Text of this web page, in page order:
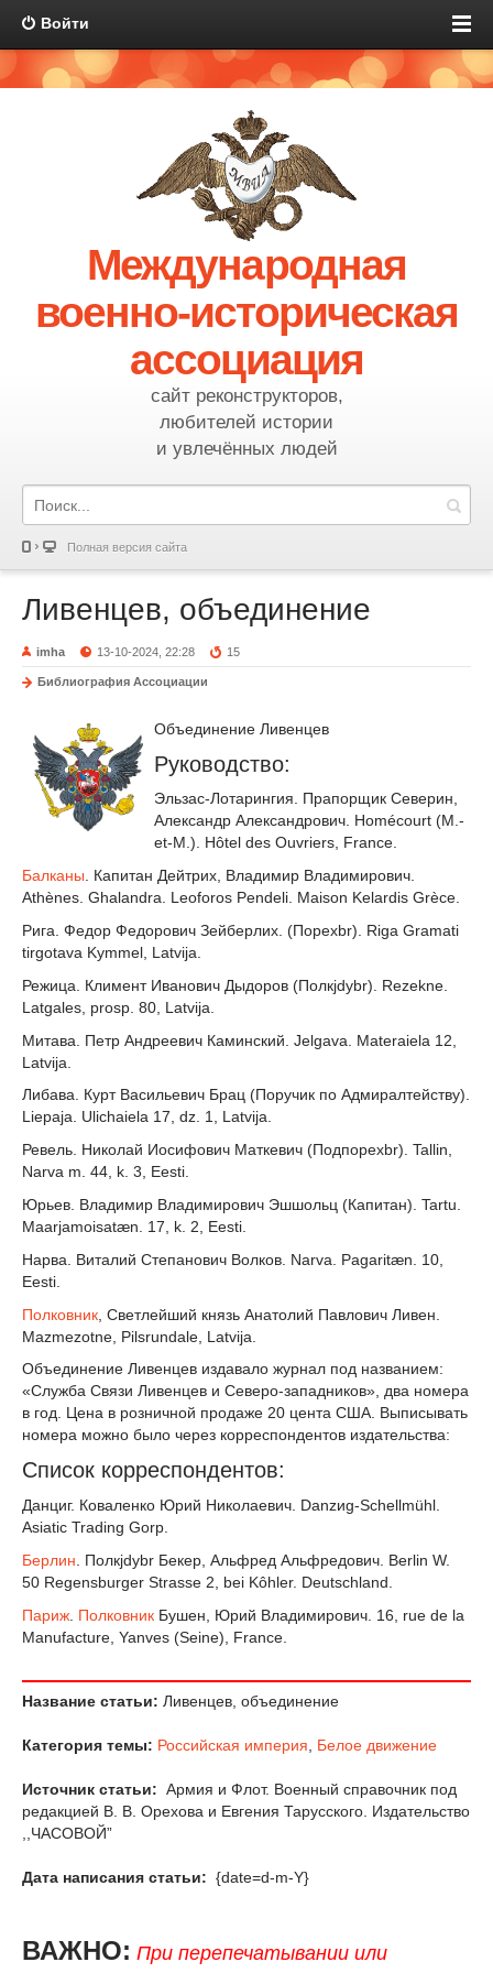
Войти
Международная
военно-историческая
ассоциация
сайт реконструкторов,
любителей истории
и увлечённых людей
Полная версия сайта
Ливенцев, объединение
imha 13-10-2024, 22:28 15
Библиография Ассоциации
Объединение Ливенцев
Руководство:
Эльзас-Лотарингия. Прапорщик Северин,
Александр Александрович. Homécourt (M.-
et-M.). Hôtel des Ouvriers, France.
Балканы . Капитан Дейтрих, Владимир Владимирович.
Athènes. Ghalandra. Leoforos Pendeli. Maison Kelardis Grèce.
Рига. Федор Федорович Зейберлих. (Порexbr). Riga Gramati
tirgotava Kymmel, Latvija.
Режица. Климент Иванович Дыдоров (Полкjdybr). Rezekne.
Latgales, prosp. 80, Latvija.
Митава. Петр Андреевич Каминский. Jelgava. Materaiela 12,
Latvija.
Либава. Курт Васильевич Брац (Поручик по Адмиралтейству).
Liepaja. Ulichaiela 17, dz. 1, Latvija.
Ревель. Николай Иосифович Маткевич (Подпорexbr). Tallin,
Narva m. 44, k. 3, Eesti.
Юрьев. Владимир Владимирович Эшшольц (Капитан). Tartu.
Maarjamoisatæn. 17, k. 2, Eesti.
Нарва. Виталий Степанович Волков. Narva. Pagaritæn. 10,
Eesti.
Полковник , Светлейший князь Анатолий Павлович Ливен.
Mazmezotne, Pilsrundale, Latvija.
Объединение Ливенцев издавало журнал под названием:
«Служба Связи Ливенцев и Северо-западников», два номера
в год. Цена в розничной продаже 20 цента США. Выписывать
номера можно было через корреспондентов издательства:
Список корреспондентов:
Данциг. Коваленко Юрий Николаевич. Danzиg-Schellmühl.
Asiatic Trading Gorp.
Берлин . Полкjdybr Бекер, Альфред Альфредович. Berlin W.
50 Regensburger Strasse 2, bei Kôhler. Deutschland.
Париж Полковник Бушен, Юрий Владимирович. 16, rue de la
Manufacture, Yanves (Seine), France.
Название статьи: Ливенцев, объединение
Категория темы: Российская империя, Белое движение
Источник статьи: Армия и Флот. Военный справочник под
редакцией В. В. Орехова и Евгения Тарусского. Издательство
,,ЧАСОВОЙ”
Дата написания статьи: {date=d-m-Y}
ВАЖНО: При перепечатывании или